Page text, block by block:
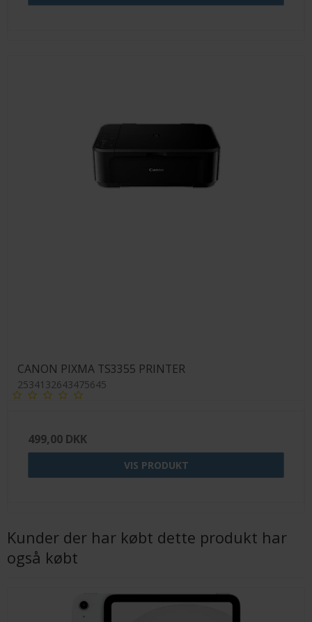
CANON PIXMA TS3355 PRINTER
2534132643475645
499,00 DKK
VIS PRODUKT
Kunder der har købt dette produkt har
også købt